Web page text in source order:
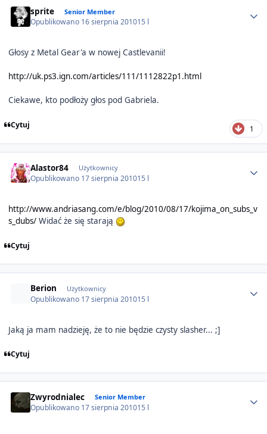
sprite Senior Member
Opublikowano 16 sierpnia 201015 l
Głosy z Metal Gear'a w nowej Castlevanii!
http://uk.ps3.ign.com/articles/111/1112822p1.html
Ciekawe, kto podłoży głos pod Gabriela.
Cytuj 1
Alastor84 Użytkownicy
Opublikowano 17 sierpnia 201015 l
http://www.andriasang.com/e/blog/2010/08/17/kojima_on_subs_v
s_dubs/Widać że się starają
Cytuj
Berion Użytkownicy
Opublikowano 17 sierpnia 201015 l
Jaką ja mam nadzieję, że to nie będzie czysty slasher... ;]
Cytuj
Zwyrodnialec Senior Member
Opublikowano 17 sierpnia 201015 l